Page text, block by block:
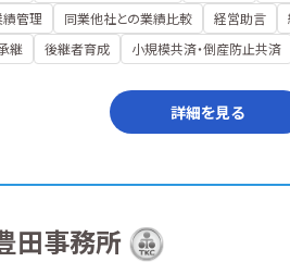
管理
同業他社との業績比較 経営助言
継
後継者育成 小規模共済・倒産防止共済
詳細を見る
田事務所